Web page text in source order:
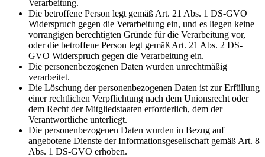
Verarbeitung.
Die betroffene Person legt gemäß Art. 21 Abs. 1 DS-GVO
Widerspruch gegen die Verarbeitung ein, und es liegen keine
vorrangigen berechtigten Gründe für die Verarbeitung vor,
oder die betroffene Person legt gemäß Art. 21 Abs. 2 DS-
GVO Widerspruch gegen die Verarbeitung ein.
Die personenbezogenen Daten wurden unrechtmäßig
verarbeitet.
Die Löschung der personenbezogenen Daten ist zur Erfüllung
einer rechtlichen Verpflichtung nach dem Unionsrecht oder
dem Recht der Mitgliedstaaten erforderlich, dem der
Verantwortliche unterliegt.
Die personenbezogenen Daten wurden in Bezug auf
angebotene Dienste der Informationsgesellschaft gemäß Art. 8
Abs. 1 DS-GVO erhoben.